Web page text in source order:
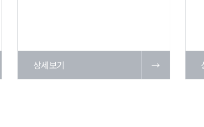
상세보기 →